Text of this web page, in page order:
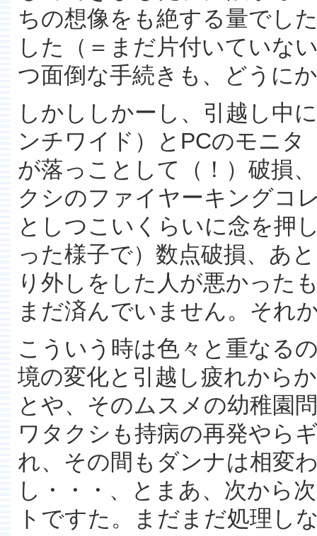
ちの想像をも絶する量でし
した（＝まだ片付いていな
つ面倒な手続きも、どうに
しかししかーし、引越し中
ンチワイド）とPCのモニタ
が落っことして（！）破損
クシのファイヤーキングコ
としつこいくらいに念を押
った様子で）数点破損、あ
り外しをした人が悪かった
まだ済んでいません。それ
こういう時は色々と重なる
境の変化と引越し疲れから
とや、そのムスメの幼稚園
ワタクシも持病の再発やら
れ、その間もダンナは相変
し・・・、とまあ、次から
トですた。まだまだ処理し